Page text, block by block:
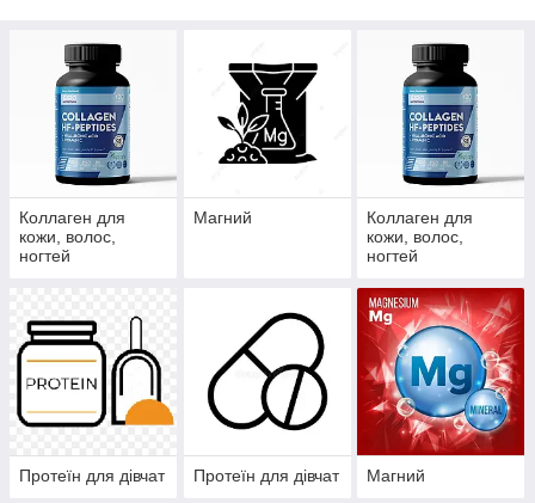
показників
Коллаген для
кожи, волос,
ногтей
Магний
Коллаген для
кожи, волос,
ногтей
Протеїн для дівчат Протеїн для дівчат Магний